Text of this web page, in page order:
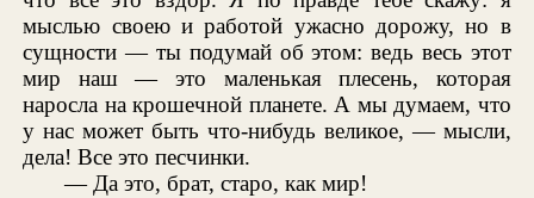
мыслью своею и работой ужасно дорожу, но в
сущности — ты подумай об этом: ведь весь этот
мир наш — это маленькая плесень, которая
наросла на крошечной планете. А мы думаем, что
у нас может быть что-нибудь великое, — мысли,
дела! Все это песчинки.
— Да это, брат, старо, как мир!